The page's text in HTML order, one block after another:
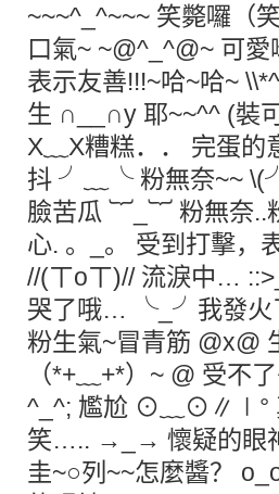
~~~^_^~~~ 笑斃囉（
口氣~ ~@^_^@~ 可
表示友善!!!~哈~哈~
生 ∩__∩y 耶~~^^ (裝
X﹏X糟糕．． 完蛋的
抖 ╯﹏╰ 粉無奈~~
臉苦瓜 ︸_︸ 粉無奈
心. 。_。 受到打擊，
//(ㄒoㄒ)// 流淚中…
哭了哦… ╰_╯我發火
粉生氣~冒青筋 @x@
（*+﹏+*）~ @ 受不
^_^; 尷尬 ⊙﹏⊙∥∣°
笑….. →_→ 懷疑的眼
圭~○列~~怎麼醬？